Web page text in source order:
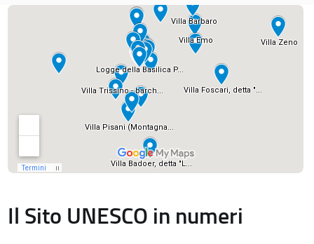
Il Sito UNESCO in numeri